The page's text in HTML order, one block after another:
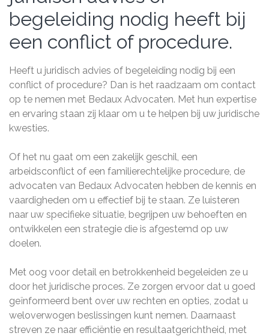
begeleiding nodig heeft bij
een conflict of procedure.
Heeft u juridisch advies of begeleiding nodig bij een
conflict of procedure? Dan is het raadzaam om contact
op te nemen met Bedaux Advocaten. Met hun expertise
en ervaring staan zij klaar om u te helpen bij uw juridische
kwesties.
Of het nu gaat om een zakelijk geschil, een
arbeidsconflict of een familierechtelijke procedure, de
advocaten van Bedaux Advocaten hebben de kennis en
vaardigheden om u effectief bij te staan. Ze luisteren
naar uw specifieke situatie, begrijpen uw behoeften en
ontwikkelen een strategie die is afgestemd op uw
doelen.
Met oog voor detail en betrokkenheid begeleiden ze u
door het juridische proces. Ze zorgen ervoor dat u goed
geïnformeerd bent over uw rechten en opties, zodat u
weloverwogen beslissingen kunt nemen. Daarnaast
streven ze naar efficiëntie en resultaatgerichtheid, met